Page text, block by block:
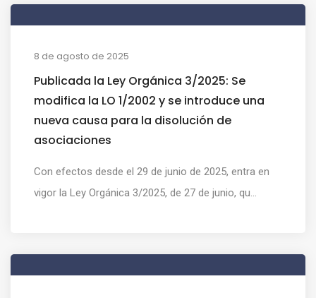
8 de agosto de 2025
Publicada la Ley Orgánica 3/2025: Se
modifica la LO 1/2002 y se introduce una
nueva causa para la disolución de
asociaciones
Con efectos desde el 29 de junio de 2025, entra en
vigor la Ley Orgánica 3/2025, de 27 de junio, qu...